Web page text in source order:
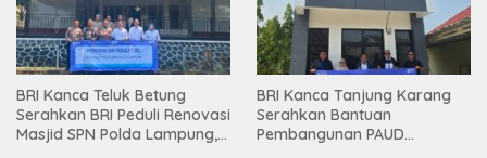
BRI Kanca Teluk Betung
Serahkan BRI Peduli Renovasi
Masjid SPN Polda Lampung,
BRI Kanca Tanjung Karang
Serahkan Bantuan
Pembangunan PAUD